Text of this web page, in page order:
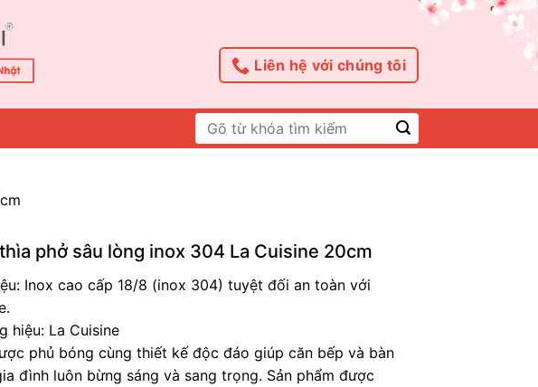
Liên hệ với chúng tôi
Tìm
kiếm:
phở sâu lòng inox 304 La Cuisine 20cm
Inox cao cấp 18/8 (inox 304) tuyệt đối an toàn với
hiệu: La Cuisine
phủ bóng cùng thiết kế độc đáo giúp căn bếp và bàn
đình luôn bừng sáng và sang trọng. Sản phẩm được